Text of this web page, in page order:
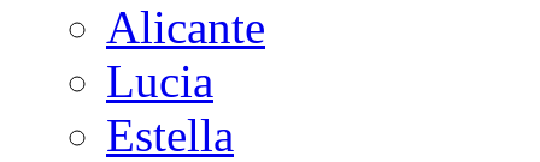
Alicante
Lucia
Estella